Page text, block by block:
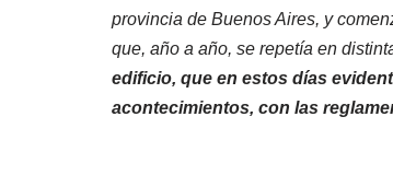
provincia de Buenos Aires, y
que, año a año, se repetía en
edificio, que en estos días
acontecimientos, con las